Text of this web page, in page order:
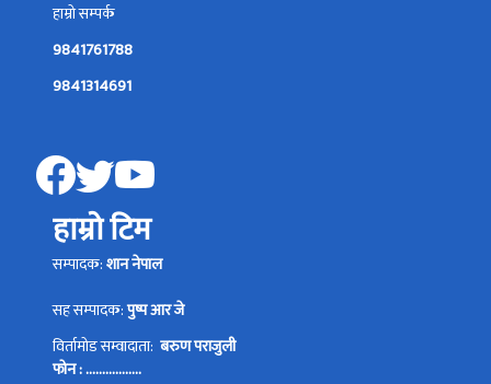
हाम्रो सम्पर्क
9841761788
9841314691
हाम्रो टिम
सम्पादक:शान नेपाल
सह सम्पादक:पुष्प आर जे
विर्तामोड सम्वादाता: बरुण पराजुली
फोन : .................